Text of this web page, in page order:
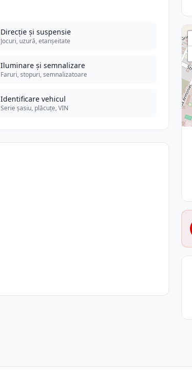
Direcție și suspensie
Jocuri, uzură, etanșeitate
Iluminare și semnalizare
Faruri, stopuri, semnalizatoare
Identificare vehicul
Serie șasiu, plăcuțe, VIN